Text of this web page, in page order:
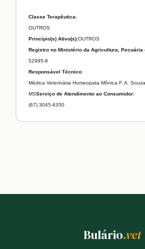
Classe Terapêutica:
OUTROS
Princípio(s) Ativo(s):OUTROS
Registro no Ministério da Agricultura, Pecuária
52995-8
Responsável Técnico:
Médica Veterinária Homeopata Mônica F. A.
MSServiço de Atendimento ao Consumidor:
(67) 3045-6350
Bulário.vet